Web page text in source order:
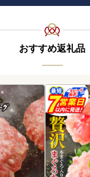
おすすめ返礼品